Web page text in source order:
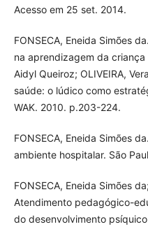
Acesso em 25 set. 2014.
FONSECA, Eneida Simões
na aprendizagem da criança
Aidyl Queiroz; OLIVEIRA,
saúde: o lúdico como
WAK. 2010. p.203-224.
FONSECA, Eneida Simões
ambiente hospitalar. São
FONSECA, Eneida Simões
Atendimento pedagógico-
do desenvolvimento